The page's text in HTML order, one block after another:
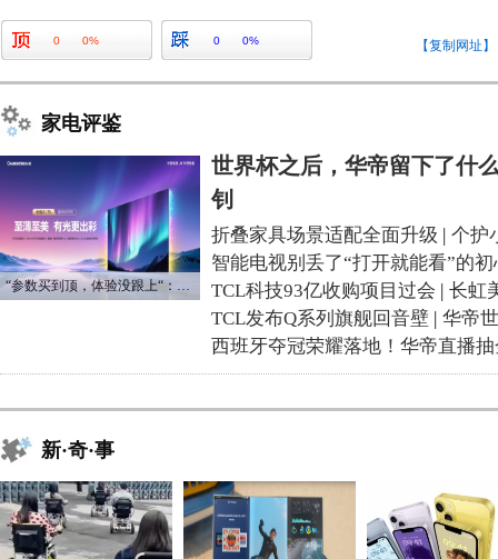
0 0% 0 0% 【复制网址】
家电评鉴
“参数买到顶，体验没跟上“：长虹追光Q70S给高端电视打了个样
世界杯之后，华帝留下了什
钊
折叠家具场景适配全面升级 | 个护
智能电视别丢了“打开就能看”的初
TCL科技93亿收购项目过会 | 长虹
TCL发布Q系列旗舰回音壁 | 华帝
西班牙夺冠荣耀落地！华帝直播
新·奇·事